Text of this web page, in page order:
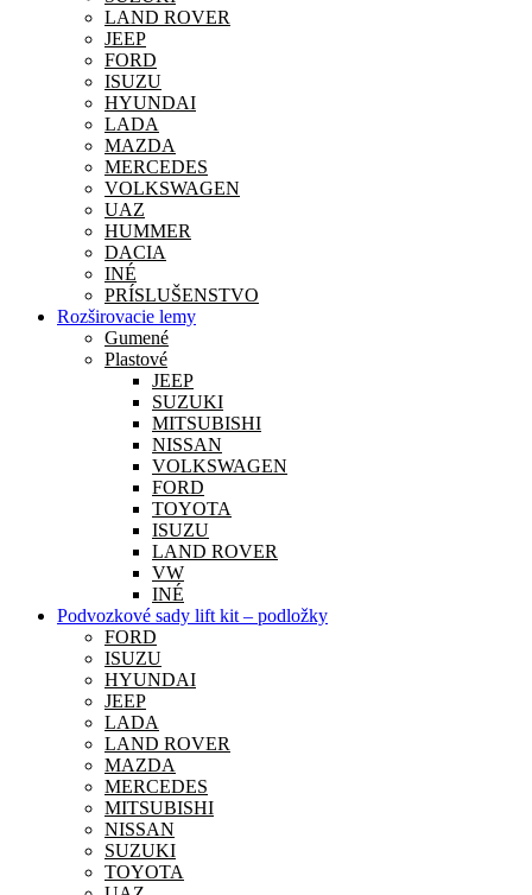
LAND ROVER
JEEP
FORD
ISUZU
HYUNDAI
LADA
MAZDA
MERCEDES
VOLKSWAGEN
UAZ
HUMMER
DACIA
INÉ
PRÍSLUŠENSTVO
Rozširovacie lemy
Gumené
Plastové
JEEP
SUZUKI
MITSUBISHI
NISSAN
VOLKSWAGEN
FORD
TOYOTA
ISUZU
LAND ROVER
VW
INÉ
Podvozkové sady lift kit – podložky
FORD
ISUZU
HYUNDAI
JEEP
LADA
LAND ROVER
MAZDA
MERCEDES
MITSUBISHI
NISSAN
SUZUKI
TOYOTA